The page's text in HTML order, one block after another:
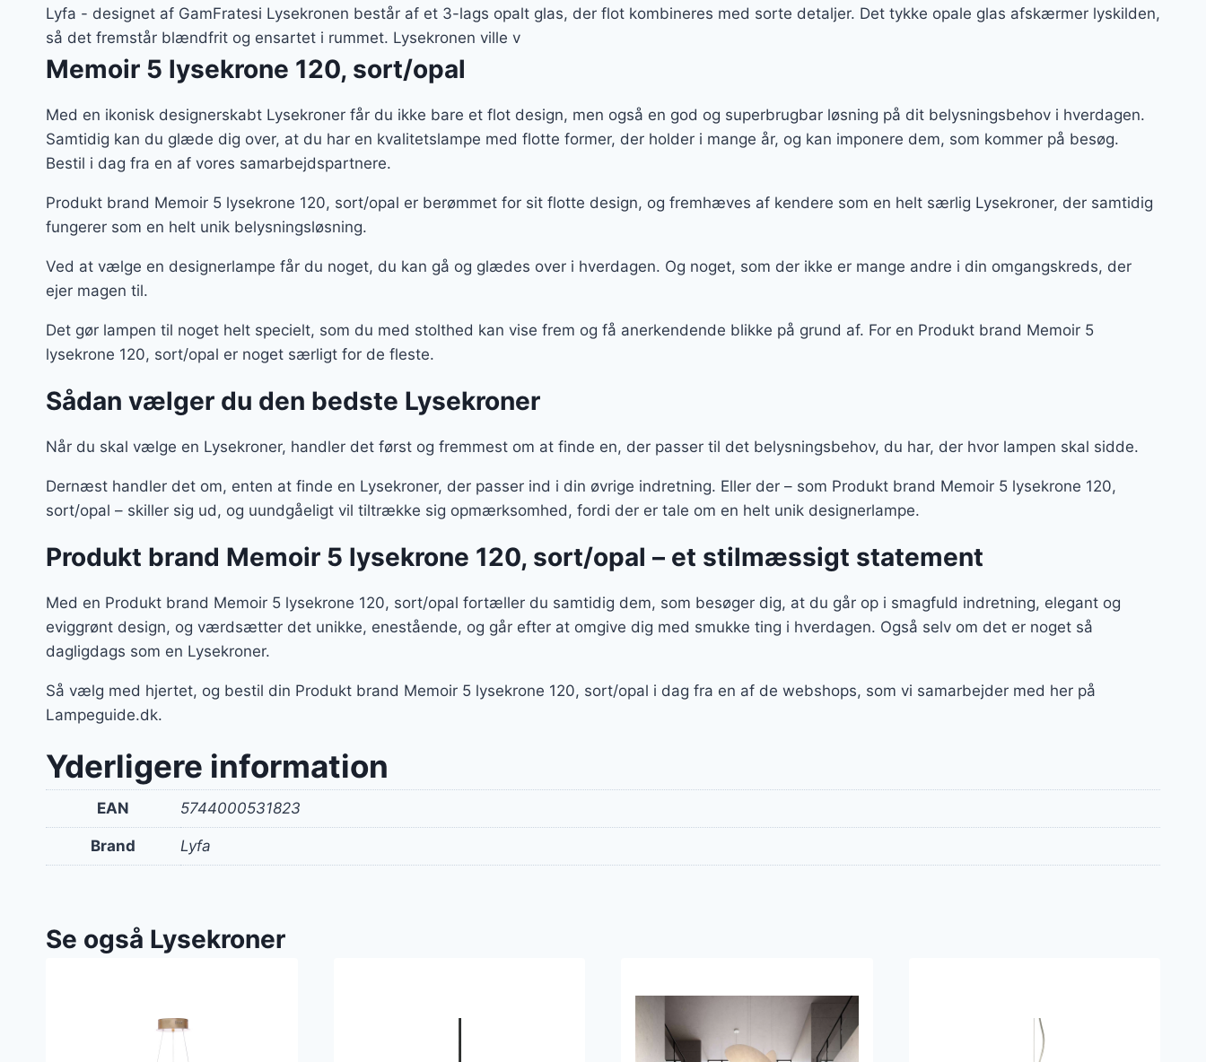
2.909 kr.. 2.036 kr..
Lyfa - designet af GamFratesi Lysekronen består af et 3-lags opalt glas, der flot kombineres med sorte detaljer. Det tykke opale glas afskærmer lyskilden,
så det fremstår blændfrit og ensartet i rummet. Lysekronen ville v
Memoir 5 lysekrone 120, sort/opal
Med en ikonisk designerskabt Lysekroner får du ikke bare et flot design, men også en god og superbrugbar løsning på dit belysningsbehov i hverdagen.
Samtidig kan du glæde dig over, at du har en kvalitetslampe med flotte former, der holder i mange år, og kan imponere dem, som kommer på besøg.
Bestil i dag fra en af vores samarbejdspartnere.
Produkt brand Memoir 5 lysekrone 120, sort/opal er berømmet for sit flotte design, og fremhæves af kendere som en helt særlig Lysekroner, der samtidig
fungerer som en helt unik belysningsløsning.
Ved at vælge en designerlampe får du noget, du kan gå og glædes over i hverdagen. Og noget, som der ikke er mange andre i din omgangskreds, der
ejer magen til.
Det gør lampen til noget helt specielt, som du med stolthed kan vise frem og få anerkendende blikke på grund af. For en Produkt brand Memoir 5
lysekrone 120, sort/opal er noget særligt for de fleste.
Sådan vælger du den bedste Lysekroner
Når du skal vælge en Lysekroner, handler det først og fremmest om at finde en, der passer til det belysningsbehov, du har, der hvor lampen skal sidde.
Dernæst handler det om, enten at finde en Lysekroner, der passer ind i din øvrige indretning. Eller der – som Produkt brand Memoir 5 lysekrone 120,
sort/opal – skiller sig ud, og uundgåeligt vil tiltrække sig opmærksomhed, fordi der er tale om en helt unik designerlampe.
Produkt brand Memoir 5 lysekrone 120, sort/opal – et stilmæssigt statement
Med en Produkt brand Memoir 5 lysekrone 120, sort/opal fortæller du samtidig dem, som besøger dig, at du går op i smagfuld indretning, elegant og
eviggrønt design, og værdsætter det unikke, enestående, og går efter at omgive dig med smukke ting i hverdagen. Også selv om det er noget så
dagligdags som en Lysekroner.
Så vælg med hjertet, og bestil din Produkt brand Memoir 5 lysekrone 120, sort/opal i dag fra en af de webshops, som vi samarbejder med her på
Lampeguide.dk.
Yderligere information
EAN 5744000531823
Brand Lyfa
Se også Lysekroner